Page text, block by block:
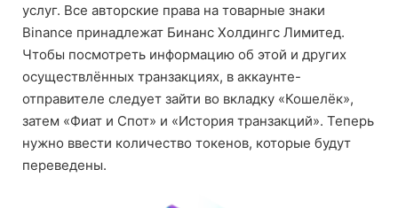
услуг. Все авторские права на товарные знаки
Binance принадлежат Бинанс Холдингс Лимитед.
Чтобы посмотреть информацию об этой и других
осуществлённых транзакциях, в аккаунте-
отправителе следует зайти во вкладку «Кошелёк»,
затем «Фиат и Спот» и «История транзакций». Теперь
нужно ввести количество токенов, которые будут
переведены.